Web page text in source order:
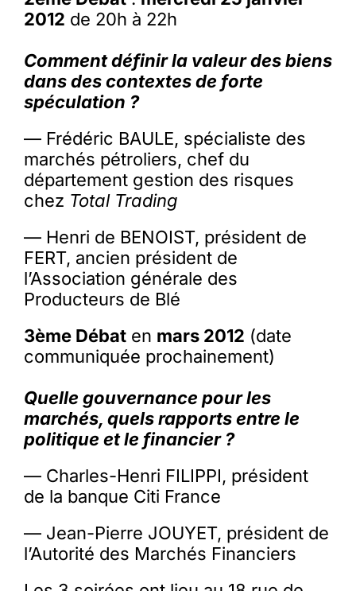
2012 de 20h à 22h
Comment définir la valeur des biens
dans des contextes de forte
spéculation ?
— Frédéric BAULE, spécialiste des
marchés pétroliers, chef du
département gestion des risques
chez Total Trading
— Henri de BENOIST, président de
FERT, ancien président de
l’Association générale des
Producteurs de Blé
3ème Débaten mars 2012 (date
communiquée prochainement)
Quelle gouvernance pour les
marchés, quels rapports entre le
politique et le financier ?
— Charles-Henri FILIPPI, président
de la banque Citi France
— Jean-Pierre JOUYET, président de
l’Autorité des Marchés Financiers